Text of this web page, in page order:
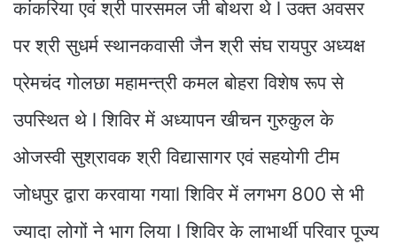
कांकरिया एवं श्री पारसमल जी बोथरा थे l उक्त अवसर
पर श्री सुधर्म स्थानकवासी जैन श्री संघ रायपुर अध्यक्ष
प्रेमचंद गोलछा महामन्त्री कमल बोहरा विशेष रूप से
उपस्थित थे l शिविर में अध्यापन खीचन गुरुकुल के
ओजस्वी सुश्रावक श्री विद्यासागर एवं सहयोगी टीम
जोधपुर द्वारा करवाया गयाl शिविर में लगभग 800 से भी
ज्यादा लोगों ने भाग लिया l शिविर के लाभार्थी परिवार पूज्य